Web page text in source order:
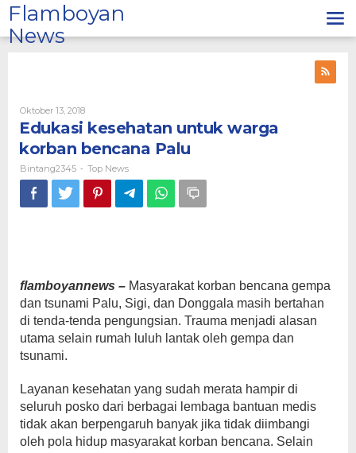
Lewati
ke
konten
Flamboyan
News
Oktober 13, 2018Oleh
Bintang2345
Edukasi kesehatan untuk warga
korban bencana Palu
Bintang2345 - Top News
flamboyannews – Masyarakat korban bencana gempa
dan tsunami Palu, Sigi, dan Donggala masih bertahan
di tenda-tenda pengungsian. Trauma menjadi alasan
utama selain rumah luluh lantak oleh gempa dan
tsunami.
Layanan kesehatan yang sudah merata hampir di
seluruh posko dari berbagai lembaga bantuan medis
tidak akan berpengaruh banyak jika tidak diimbangi
oleh pola hidup masyarakat korban bencana. Selain